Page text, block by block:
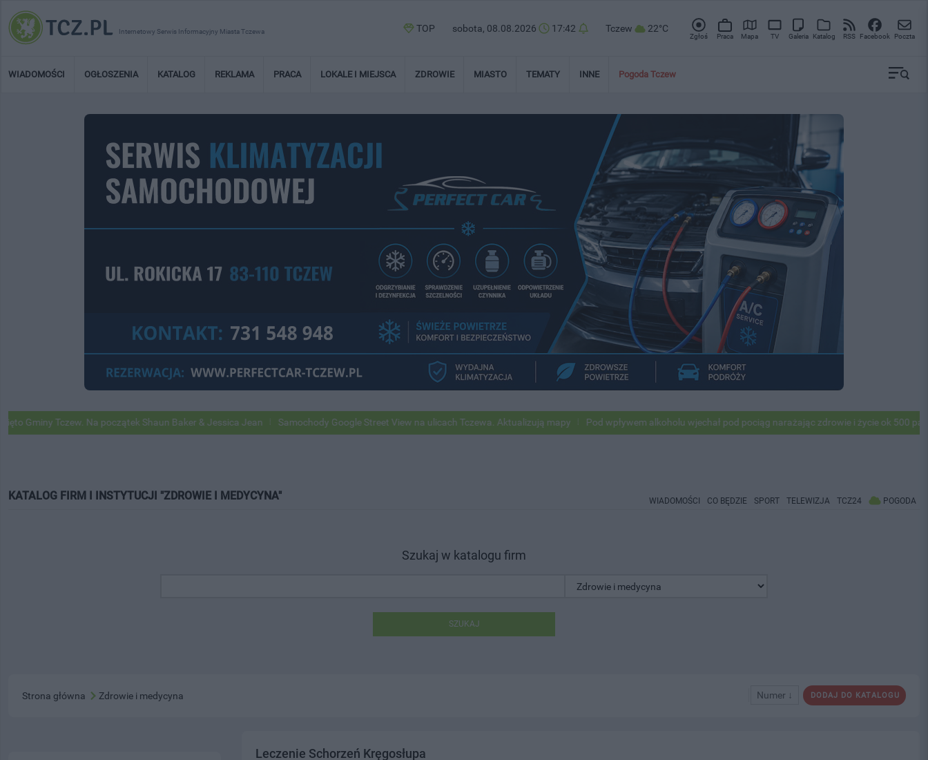
Internetowy Serwis Informacyjny Miasta Tczewa TOP sobota, 08.08.2026 17:42 Tczew 22°C
Zgłoś Praca Mapa TV Galeria Katalog RSS Facebook Poczta
WIADOMOŚCI OGŁOSZENIA KATALOG REKLAMA PRACA LOKALE I MIEJSCA ZDROWIE MIASTO TEMATY INNE Pogoda Tczew
Tczew. Na początek Shaun Baker & Jessica Jean Samochody Google Street View na ulicach Tczewa. Aktualizują mapy Pod wpływem alkoholu wjechał pod pociąg narażając zdrowie i życie ok 500 pasażerów!
KATALOG FIRM I INSTYTUCJI "ZDROWIE I MEDYCYNA" WIADOMOŚCI CO BĘDZIE SPORT TELEWIZJA TCZ24 POGODA
Szukaj w katalogu firm
SZUKAJ
DODAJ DO KATALOGU
Numer ↓
Strona główna Zdrowie i medycyna
Leczenie Schorzeń Kręgosłupa